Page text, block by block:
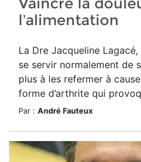
l’alimentation
La Dre Jacqueline
se servir normalement de
plus à les refermer à
forme d’arthrite qui
Par : André Fauteux